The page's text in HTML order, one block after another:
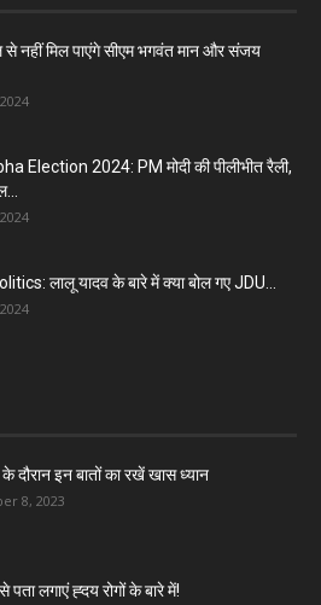
से नहीं मिल पाएंगे सीएम भगवंत मान और संजय
Election 2024: PM मोदी की पीलीभीत रैली,
लालू यादव के बारे में क्या बोल गए JDU...
के दौरान इन बातों का रखें खास ध्यान
8, 2023
लगाएं ह्दय रोगों के बारे में!